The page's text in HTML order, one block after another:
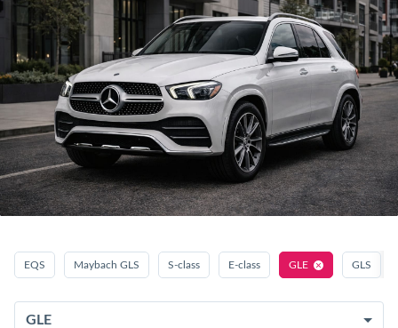
EQS Maybach GLS S‑class E‑class GLE GLS
GLE